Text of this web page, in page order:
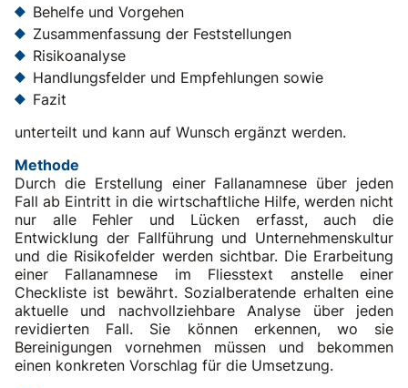
Behelfe und Vorgehen
Zusammenfassung der Feststellungen
Risikoanalyse
Handlungsfelder und Empfehlungen sowie
Fazit
unterteilt und kann auf Wunsch ergänzt werden.
Methode
Durch die Erstellung einer Fallanamnese über jeden
Fall ab Eintritt in die wirtschaftliche Hilfe, werden nicht
nur alle Fehler und Lücken erfasst, auch die
Entwicklung der Fallführung und Unternehmenskultur
und die Risikofelder werden sichtbar. Die Erarbeitung
einer Fallanamnese im Fliesstext anstelle einer
Checkliste ist bewährt. Sozialberatende erhalten eine
aktuelle und nachvollziehbare Analyse über jeden
revidierten Fall. Sie können erkennen, wo sie
Bereinigungen vornehmen müssen und bekommen
einen konkreten Vorschlag für die Umsetzung.